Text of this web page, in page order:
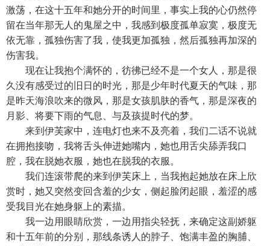
激荡，在这十五年和她分开的时间里，事实上我的心仍然停
留在当年那无人的鬼屋之中，我感到极度孤单寂寞，极度无
依无靠，孤独伤害了我，使我更加孤独，然后孤独再加深的
伤害我。
现在让我抱个满怀的，彷彿已经不是一个女人，那是很
久没有感受过的旧日的时光，那是少年时代夏天的气味，那
是昨天海浪吹来的微风，那是女孩肌肤的香气，那是深夜的
月影、将要下雨的气息、与及孩提时代的梦。
来到伊芙家中，连电灯也来不及亮着，我们二话不说就
在拥抱接吻，我将舌头伸进她嘴内，她也用舌尖舔弄我口
腔，我在脱她衣服，她也在脱我的衣服。
我们连滚带爬的来到伊芙床上，当我抱起她放在床上欣
赏时，她又突然变回含羞的少女，侧起脸闭起眼，羞涩的感
受我目光在她身躯上的素描。
我一边用眼睛欣赏，一边用指尖轻抚，来确定这副娇躯
和十五年前的分别，那线条诱人的脖子、饱满丰盈的胸脯、